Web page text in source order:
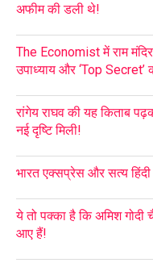
अफीम की डली थे!
The Economist में राम
उपाध्याय और ‘Top Secret’
रांगेय राघव की यह किताब
नई दृष्टि मिली!
भारत एक्सप्रेस और सत्य हिंदी
ये तो पक्का है कि अमिश
आए हैं!